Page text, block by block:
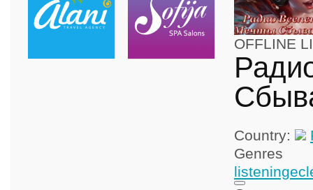
OFFLINE
Country:
listening